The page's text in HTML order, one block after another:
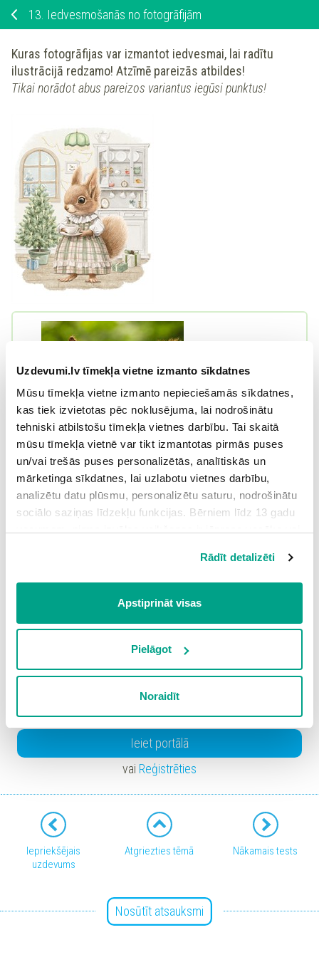
Uzdevumi.lv tīmekļa vietne izmanto sīkdatnes
Mūsu tīmekļa vietne izmanto nepieciešamās sīkdatnes,
kas tiek izvietotas pēc noklusējuma, lai nodrošinātu
tehniski atbilstošu tīmekļa vietnes darbību. Tai skaitā
mūsu tīmekļa vietnē var tikt izmantotas pirmās puses
un/vai trešās puses personalizētās, analītiskās un
mārketinga sīkdatnes, lai uzlabotu vietnes darbību,
analizētu datu plūsmu, personalizētu saturu, nodrošinātu
sociālo saziņas līdzekļu funkcijas. Bērniem līdz 13 gadu
Spiežot uz pogas “Apstiprināt visas”, Jūs piekrītat visām
sīkdatnēm, kas atrodas šajā tīmekļa vietnē, ieskaitot
trešo pušu mārketinga sīkdatnes. Spiežot uz pogas
vietnē, izņemot “Nepieciešamās” sīkdatnes, kuru
izmantošanai nav nepieciešams iegūt lietotāja piekrišanu.
Spiežot uz pogas “Apstiprināt izvēlētās”, Jūs varat mainīt
sīkdatņu politikuun ir iespēja atsaukt savu
piekrišanu sadaļā “Sīkdatņu iestatījumi”.
Rādīt detalizēti
Apstiprināt visas
Pielāgot
Noraidīt
13. Iedvesmošanās no fotogrāfijām
Kuras fotogrāfijas var izmantot iedvesmai, lai radītu
ilustrācijā redzamo! Atzīmē pareizās atbildes!
Tikai norādot abus pareizos variantus iegūsi punktus!
Ieiet portālā
vai Reģistrēties
Iepriekšējais
uzdevums
Atgriezties tēmā Nākamais tests
Nosūtīt atsauksmi